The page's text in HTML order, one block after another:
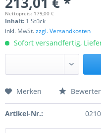
Nettopreis: 179,00 €
Inhalt: 1 Stück
inkl. MwSt.zzgl. Versandkosten
Sofort versandfertig,
Preis anfragen
Merken
Artikel-Nr.: